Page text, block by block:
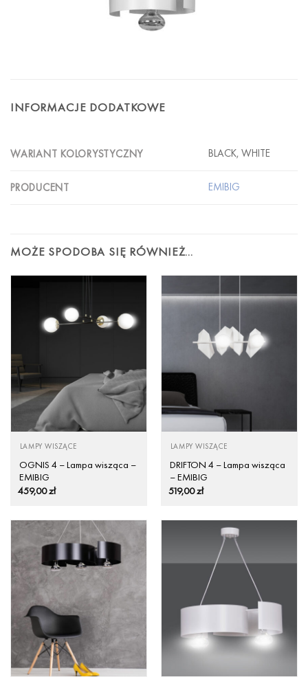
INFORMACJE DODATKOWE
WARIANT KOLORYSTYCZNY BLACK, WHITE
PRODUCENT EMIBIG
MOŻE SPODOBA SIĘ RÓWNIEŻ…
LAMPY WISZĄCE
OGNIS 4 – Lampa wisząca –
EMIBIG
459,00zł
LAMPY WISZĄCE
DRIFTON 4 – Lampa wisząca
– EMIBIG
519,00zł